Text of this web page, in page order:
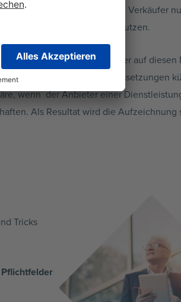
Dienstleistungen oder auch Verkäufer
welche Ihre Spielräume nutzen.
Verkäufer und Anbieter auf diesen
unter bestimmten Voraussetzungen
wenn der Anbieter einer
Als Resultat wird die
Tricks